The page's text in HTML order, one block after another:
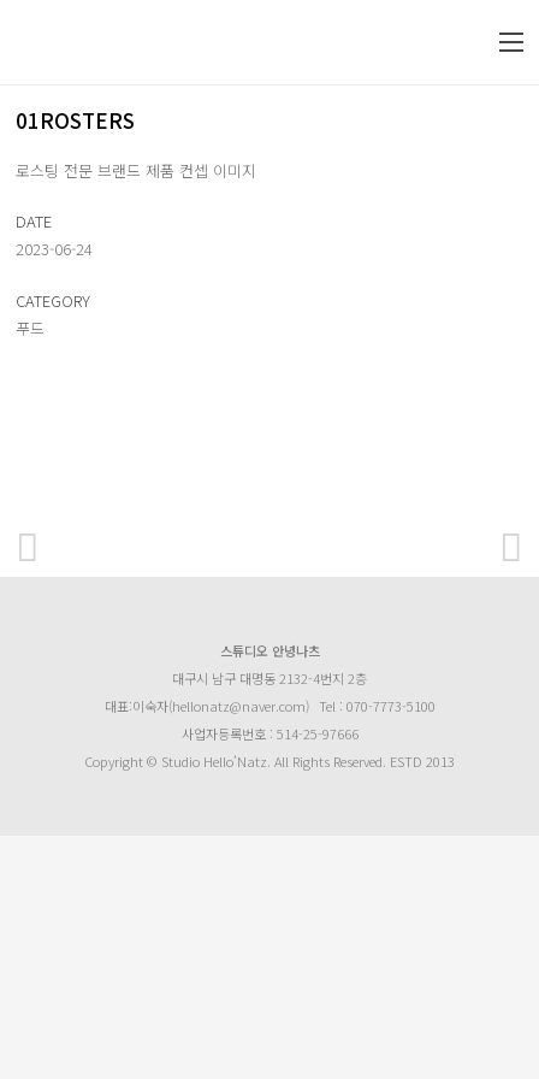
01ROSTERS
로스팅 전문 브랜드 제품 컨셉 이미지
DATE
2023-06-24
CATEGORY
푸드
스튜디오 안녕나츠
대구시 남구 대명동 2132-4번지 2층
대표:이숙자(hellonatz@naver.com) Tel : 070-7773-5100
사업자등록번호 : 514-25-97666
Copyright © Studio Hello’Natz. All Rights Reserved. ESTD 2013